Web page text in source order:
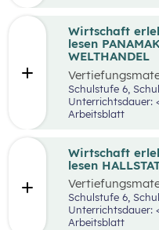
Erlebnisse
aktiv in den
Wirtschaft
lesen
WELTHANDEL
aufbereiteten
bremst
Unterrichtsdauer:
Arbeitsblatt
Wirtschaft
lesen
aufbereiteten
über,
Unterrichtsdauer:
Arbeitsblatt